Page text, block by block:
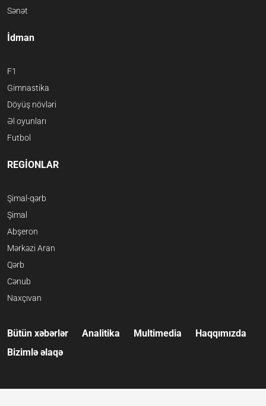
Sənət
İdman
F1
Gimnastika
Döyüş növləri
Əl oyunları
Futbol
REGİONLAR
Şimal-qərb
Şimal
Abşeron
Mərkəzi Aran
Qərb
Cənub
Naxçıvan
Bütün xəbərlər Analitika Multimedia
Haqqımızda
Bizimlə əlaqə